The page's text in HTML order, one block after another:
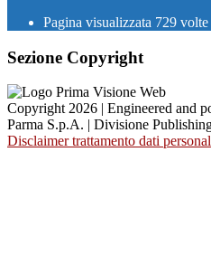
Pagina visualizzata 729 volte
Sezione Copyright
Copyright 2026 | Engineered and
Parma S.p.A. | Divisione
Disclaimer trattamento dati